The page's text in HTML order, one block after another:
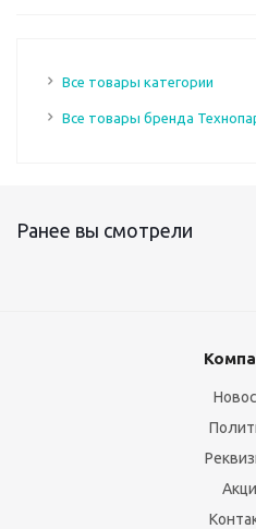
Все товары категории
Все товары бренда
Ранее вы смотрели